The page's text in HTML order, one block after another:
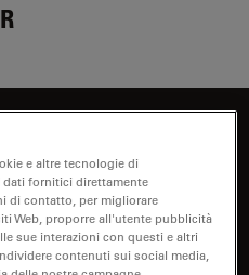
e altre tecnologie di
dati fornitici direttamente
di contatto, per migliorare
Web, proporre all'utente pubblicità
sue interazioni con questi e altri
contenuti sui social media,